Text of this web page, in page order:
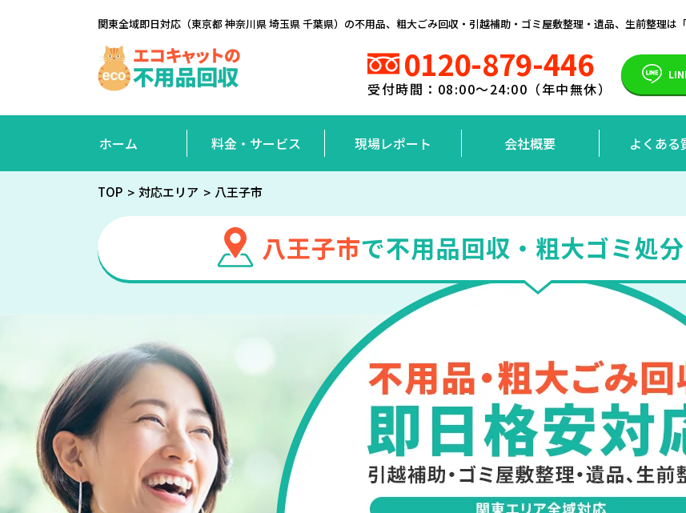
関東全域即日対応（東京都 神奈川県 埼玉県 千葉県）の不用品、粗大ごみ回収・引越補助・ゴミ屋敷整理・遺品、生前整理は
0120-879-446
受付時間：08:00～24:00（年中無休）
ホーム 料金・サービス 現場レポート 会社概要 よくある
TOP 対応エリア 八王子市
八王子市で不用品回収・粗大ゴミ処